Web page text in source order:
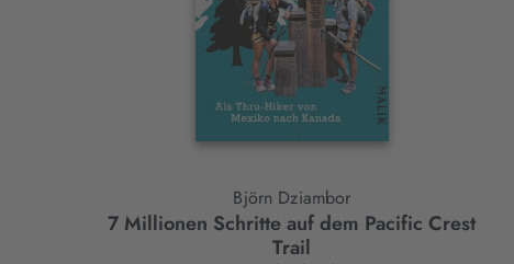
Björn Dziambor
7 Millionen Schritte auf dem Pacific Crest
Trail